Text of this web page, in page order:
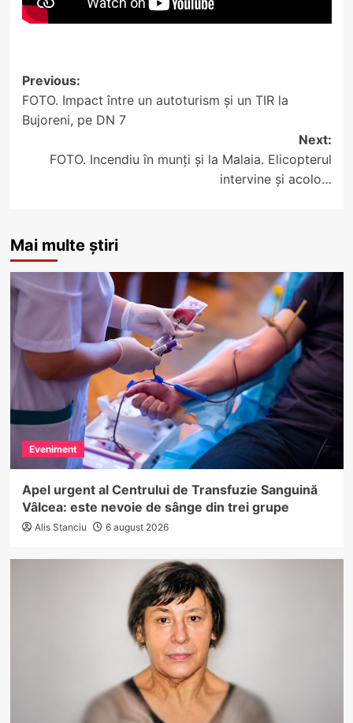
Post
navigation
Previous:
FOTO. Impact între un autoturism și un TIR la
Bujoreni, pe DN 7
Next:
FOTO. Incendiu în munți și la Malaia. Elicopterul
intervine și acolo…
Mai multe știri
Eveniment
Apel urgent al Centrului de Transfuzie Sanguină
Vâlcea: este nevoie de sânge din trei grupe
Alis Stanciu 6 august 2026